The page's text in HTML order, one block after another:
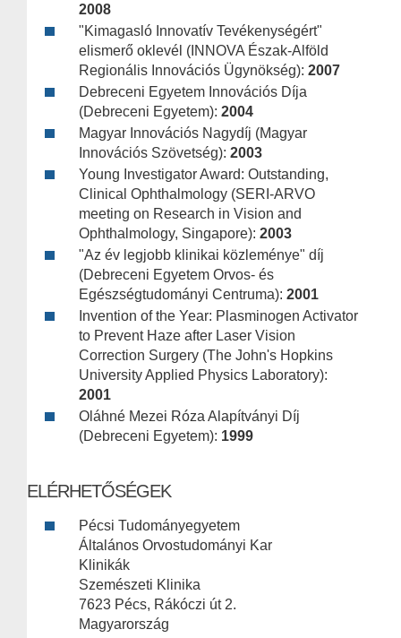
2008
"Kimagasló Innovatív Tevékenységért"
elismerő oklevél (INNOVA Észak-Alföld
Regionális Innovációs Ügynökség): 2007
Debreceni Egyetem Innovációs Díja
(Debreceni Egyetem): 2004
Magyar Innovációs Nagydíj (Magyar
Innovációs Szövetség): 2003
Young Investigator Award: Outstanding,
Clinical Ophthalmology (SERI-ARVO
meeting on Research in Vision and
Ophthalmology, Singapore): 2003
"Az év legjobb klinikai közleménye" díj
(Debreceni Egyetem Orvos- és
Egészségtudományi Centruma): 2001
Invention of the Year: Plasminogen Activator
to Prevent Haze after Laser Vision
Correction Surgery (The John's Hopkins
University Applied Physics Laboratory):
2001
Oláhné Mezei Róza Alapítványi Díj
(Debreceni Egyetem): 1999
ELÉRHETŐSÉGEK
Pécsi Tudományegyetem
Általános Orvostudományi Kar
Klinikák
Szemészeti Klinika
7623 Pécs, Rákóczi út 2.
Magyarország